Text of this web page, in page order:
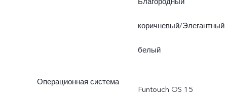
коричневый/Элегантный
белый
Операционная система
Funtouch OS 15